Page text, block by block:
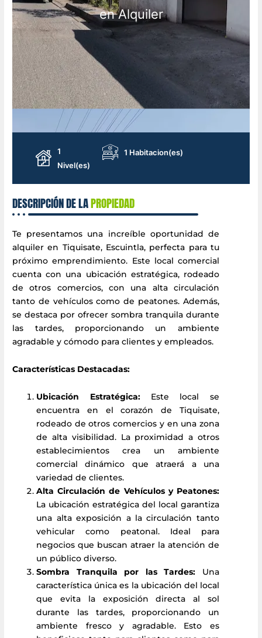
en Alquiler
1
Nivel(es)
1 Habitacion(es)
DESCRIPCIÓN DE LAPROPIEDAD
Te presentamos una increíble oportunidad de
alquiler en Tiquisate, Escuintla, perfecta para tu
próximo emprendimiento. Este local comercial
cuenta con una ubicación estratégica, rodeado
de otros comercios, con una alta circulación
tanto de vehículos como de peatones. Además,
se destaca por ofrecer sombra tranquila durante
las tardes, proporcionando un ambiente
agradable y cómodo para clientes y empleados.
Características Destacadas:
Ubicación Estratégica:Este local se
encuentra en el corazón de Tiquisate,
rodeado de otros comercios y en una zona
de alta visibilidad. La proximidad a otros
establecimientos crea un ambiente
comercial dinámico que atraerá a una
variedad de clientes.
Alta Circulación de Vehículos y Peatones:
La ubicación estratégica del local garantiza
una alta exposición a la circulación tanto
vehicular como peatonal. Ideal para
negocios que buscan atraer la atención de
un público diverso.
Sombra Tranquila por las Tardes: Una
característica única es la ubicación del local
que evita la exposición directa al sol
durante las tardes, proporcionando un
ambiente fresco y agradable. Esto es